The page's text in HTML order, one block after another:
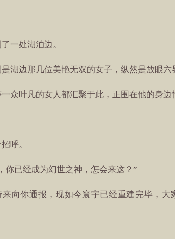
一处湖泊边。
湖边那几位美艳无双的女子，纵然是放眼六
众叶凡的女人都汇聚于此，正围在他的身边
呼。
你已经成为幻世之神，怎会来这？”
向你通报，现如今寰宇已经重建完毕，大